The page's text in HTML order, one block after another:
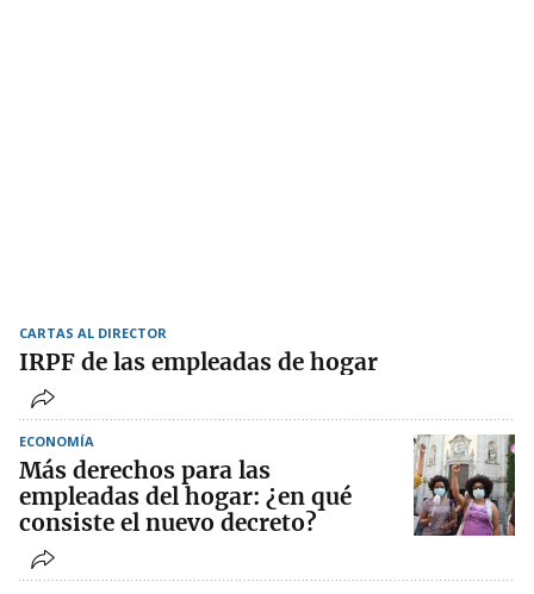
CARTAS AL DIRECTOR
IRPF de las empleadas de hogar
ECONOMÍA
Más derechos para las
empleadas del hogar: ¿en qué
consiste el nuevo decreto?